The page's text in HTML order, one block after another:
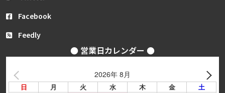
Facebook
Feedly
● 営業日カレンダー ●
2026年 8月
日 月 火 水 木 金 土